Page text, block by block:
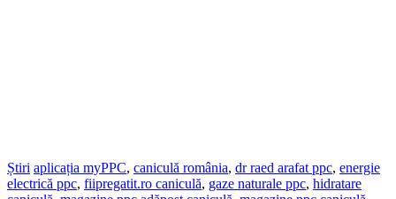
Știri aplicația myPPC, caniculă românia, dr raed arafat ppc, energie
electrică ppc, fiipregatit.ro caniculă, gaze naturale ppc, hidratare